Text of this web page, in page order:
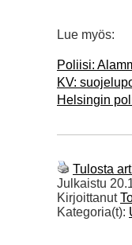
Lue myös:
Poliisi:
KV:
Helsingin
Tulosta
Julkaistu
Kirjoittanut
Kategoria(t):